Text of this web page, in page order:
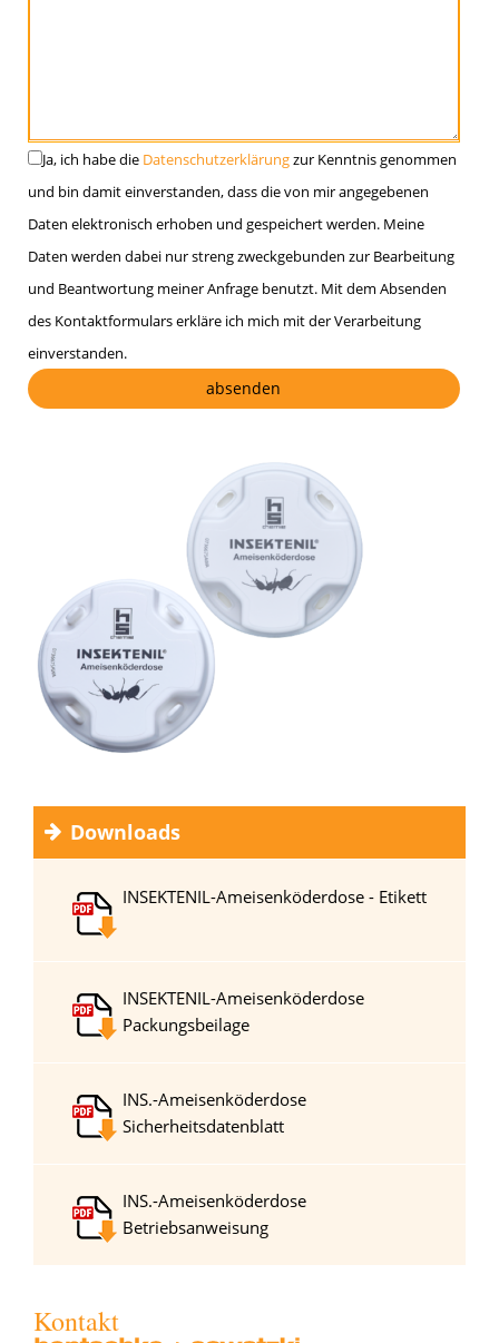
Ja, ich habe die Datenschutzerklärungzur Kenntnis genommen
und bin damit einverstanden, dass die von mir angegebenen
Daten elektronisch erhoben und gespeichert werden. Meine
Daten werden dabei nur streng zweckgebunden zur Bearbeitung
und Beantwortung meiner Anfrage benutzt. Mit dem Absenden
des Kontaktformulars erkläre ich mich mit der Verarbeitung
einverstanden.
Bitte lasse dieses Feld leer.
Downloads
INSEKTENIL-Ameisenköderdose - Etikett
INSEKTENIL-Ameisenköderdose
Packungsbeilage
INS.-Ameisenköderdose
Sicherheitsdatenblatt
INS.-Ameisenköderdose
Betriebsanweisung
Kontakt